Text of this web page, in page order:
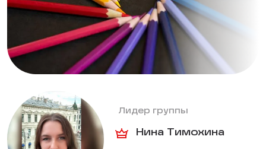
Лидер группы
Нина Тимохина